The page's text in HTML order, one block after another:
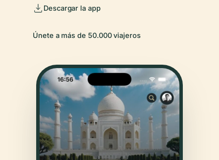
Descargar la app
Únete a más de 50.000 viajeros